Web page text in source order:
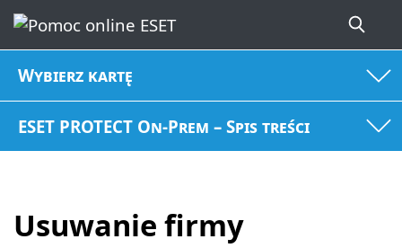
Wybierz kartę
ESET PROTECT On-Prem – Spis treści
Usuwanie firmy